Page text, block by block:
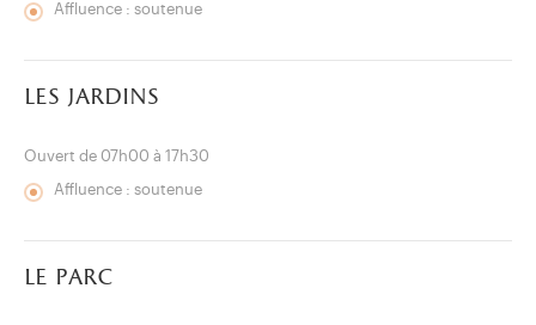
onglet)
nouvel onglet)
fenêtre modale)
de l'application (ouverture dans un nouvel onglet)
Affluence : soutenue
les jardins
Ouvert de 07h00 à 17h30
Affluence : soutenue
le parc